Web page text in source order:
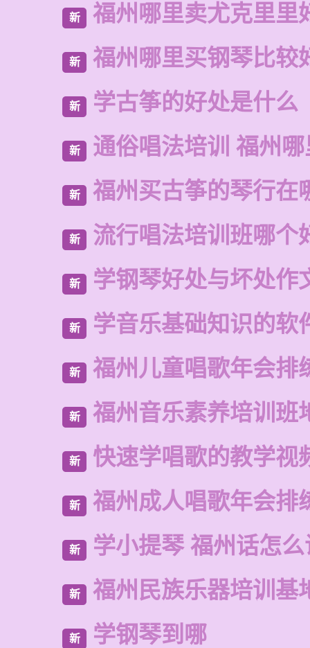
新 福州哪里卖尤克里里
新 福州哪里买钢琴比较
新 学古筝的好处是什么
新 通俗唱法培训 福州
新 福州买古筝的琴行在
新 流行唱法培训班哪个
新 学钢琴好处与坏处作
新 学音乐基础知识的软
新 福州儿童唱歌年会排
新 福州音乐素养培训班
新 快速学唱歌的教学视
新 福州成人唱歌年会排
新 学小提琴 福州话怎
新 福州民族乐器培训基
新 学钢琴到哪